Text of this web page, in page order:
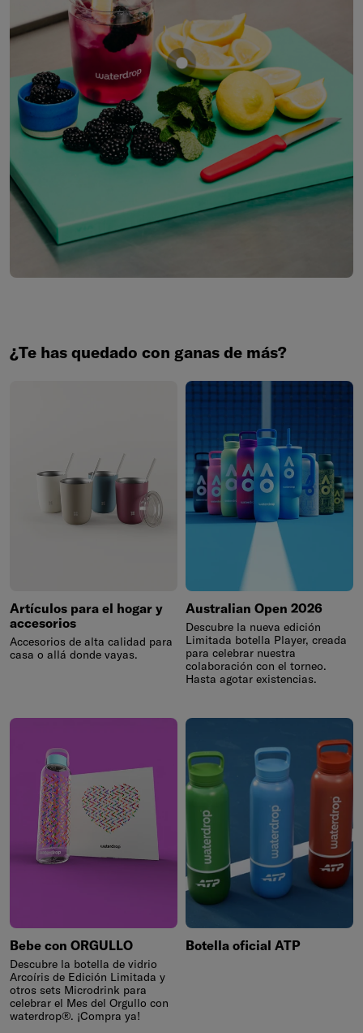
Mostrar producto MORA
¿Te has quedado con ganas de más?
Artículos para el hogar y
accesorios
Accesorios de alta calidad para
casa o allá donde vayas.
Australian Open 2026
Descubre la nueva edición
Limitada botella Player, creada
para celebrar nuestra
colaboración con el torneo.
Hasta agotar existencias.
Bebe con ORGULLO
Descubre la botella de vidrio
Arcoíris de Edición Limitada y
otros sets Microdrink para
celebrar el Mes del Orgullo con
waterdrop®. ¡Compra ya!
Botella oficial ATP